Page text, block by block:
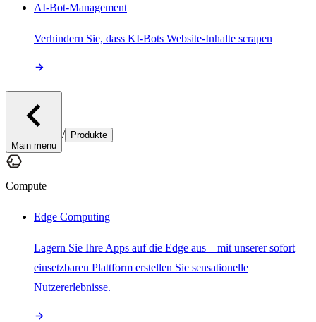
AI-Bot-Management
Verhindern Sie, dass KI-Bots Website-Inhalte scrapen
Main menu
/ Produkte
Compute
Edge Computing
Lagern Sie Ihre Apps auf die Edge aus – mit unserer sofort
einsetzbaren Plattform erstellen Sie sensationelle
Nutzererlebnisse.